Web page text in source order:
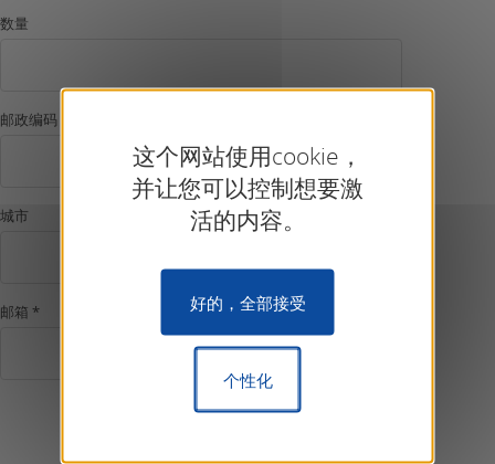
数量
邮政编码
城市
邮箱 *
这个网站使用cookie，
并让您可以控制想要激
活的内容。
好的，全部接受
个性化